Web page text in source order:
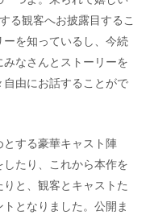
る観客へお披露目するこ
を知っているし、今続
なさんとストーリーを
由にお話することがで
する豪華キャスト陣
たり、これから本作を
と、観客とキャストた
となりました。公開ま